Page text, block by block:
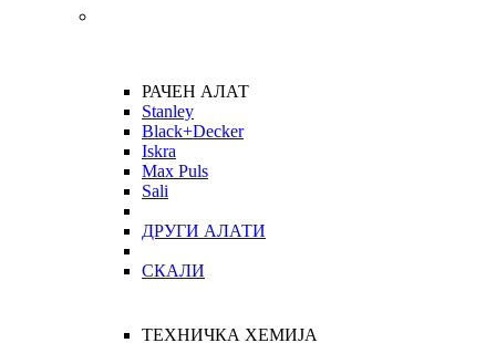
РАЧЕН АЛАТ
Stanley
Black+Decker
Iskra
Max Puls
Sali
ДРУГИ АЛАТИ
СКАЛИ
ТЕХНИЧКА ХЕМИЈА